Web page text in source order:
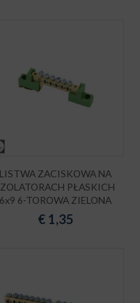
LISTWA ZACISKOWA NA
PŁASKICH
6x9 6-TOROWA ZIELONA
€ 1,35